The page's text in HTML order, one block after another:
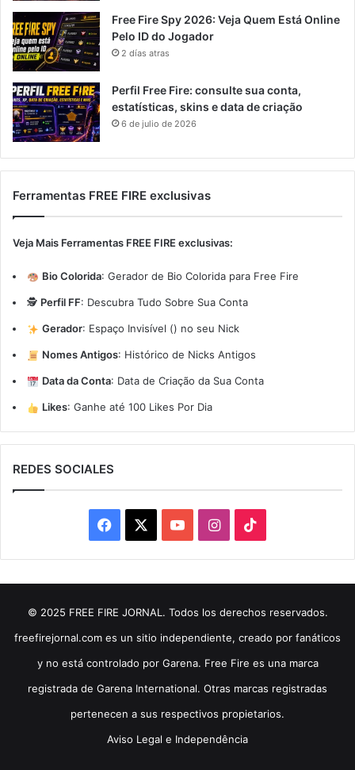
Free Fire Spy 2026: Veja Quem Está Online
Pelo ID do Jogador
2 días atras
Perfil Free Fire: consulte sua conta,
estatísticas, skins e data de criação
6 de julio de 2026
Ferramentas FREE FIRE exclusivas
Veja Mais Ferramentas FREE FIRE exclusivas:
Bio Colorida: Gerador de Bio Colorida para Free Fire
🕵️ Perfil FF: Descubra Tudo Sobre Sua Conta
Gerador: Espaço Invisível (ㅤ) no seu Nick
Nomes Antigos: Histórico de Nicks Antigos
Data da Conta: Data de Criação da Sua Conta
Likes: Ganhe até 100 Likes Por Dia
REDES SOCIALES
Facebook YouTubeInstagram
© 2025 FREE FIRE JORNAL. Todos los derechos reservados.
freefirejornal.com es un sitio independiente, creado por fanáticos
y no está controlado por Garena. Free Fire es una marca
registrada de Garena International. Otras marcas registradas
pertenecen a sus respectivos propietarios.
Aviso Legal e Independência